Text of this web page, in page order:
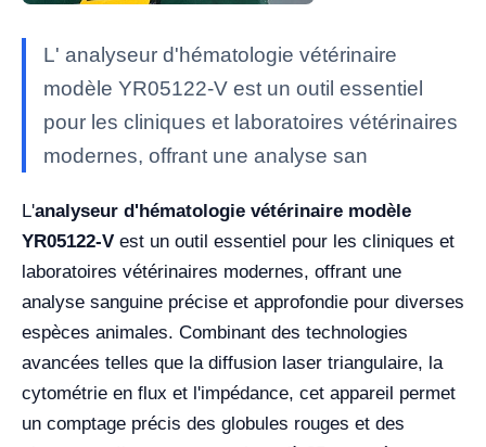
L' analyseur d'hématologie vétérinaire
modèle YR05122-V est un outil essentiel
pour les cliniques et laboratoires vétérinaires
modernes, offrant une analyse san
L'analyseur d'hématologie vétérinaire modèle
YR05122-V est un outil essentiel pour les cliniques et
laboratoires vétérinaires modernes, offrant une
analyse sanguine précise et approfondie pour diverses
espèces animales. Combinant des technologies
avancées telles que la diffusion laser triangulaire, la
cytométrie en flux et l'impédance, cet appareil permet
un comptage précis des globules rouges et des